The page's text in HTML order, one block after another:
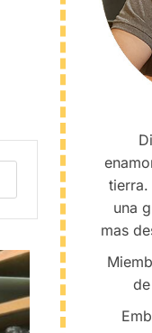
tierra.
una
mas